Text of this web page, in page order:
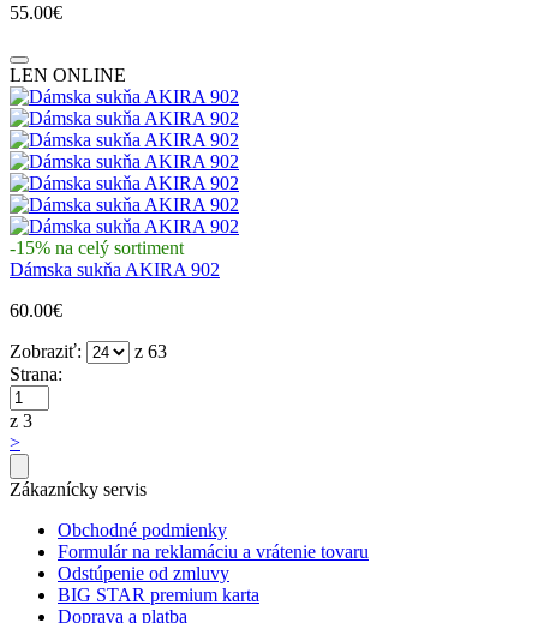
55.00€
LEN ONLINE
-15% na celý sortiment
Dámska sukňa AKIRA 902
60.00€
Zobraziť:
z 63
Strana:
z 3
>
Zákaznícky servis
Obchodné podmienky
Formulár na reklamáciu a vrátenie tovaru
Odstúpenie od zmluvy
BIG STAR premium karta
Doprava a platba